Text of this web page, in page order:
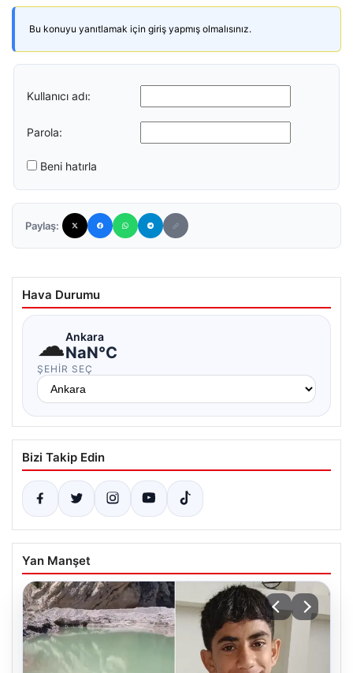
Bu konuyu yanıtlamak için giriş yapmış olmalısınız.
Kullanıcı adı:
Parola:
Beni hatırla
Paylaş:
Hava Durumu
☁Ankara
NaN°C
ŞEHIR SEÇ
Bizi Takip Edin
Yan Manşet